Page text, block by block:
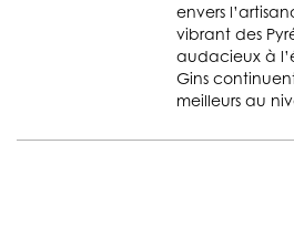
envers
vibrant des
audacieux à
Gins
meilleurs au